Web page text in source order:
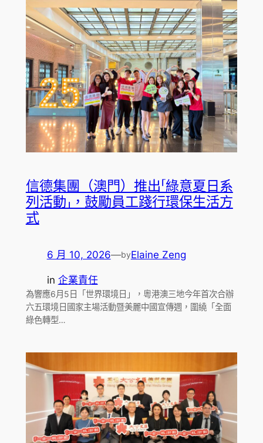
信德集團（澳門）推出「綠意夏日系
列活動」，鼓勵員工踐行環保生活方
式
6 月 10, 2026—byElaine Zeng
in 企業責任
為響應6月5日「世界環境日」，粵港澳三地今年首次合辦
六五環境日國家主場活動暨美麗中國宣傳週，圍繞「全面
綠色轉型…